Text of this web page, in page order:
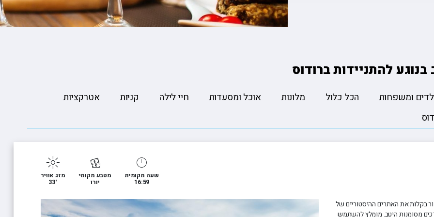
רולאן גארוס ??
פורמולה 1 🏎️
קייטי פרי
רובי וויליאמס
להתניידות ברודוס
ומשפחות הכל כלול מלונות אוכל ומסעדות חיי לילה קניות
אטרקציות
מזג אוויר
33°
מטבע מקומי
יורו
שעה מקומית
16:59
בקלות את האתרים ההיסטוריים של
מסומנות היטב. מומלץ להשתמש